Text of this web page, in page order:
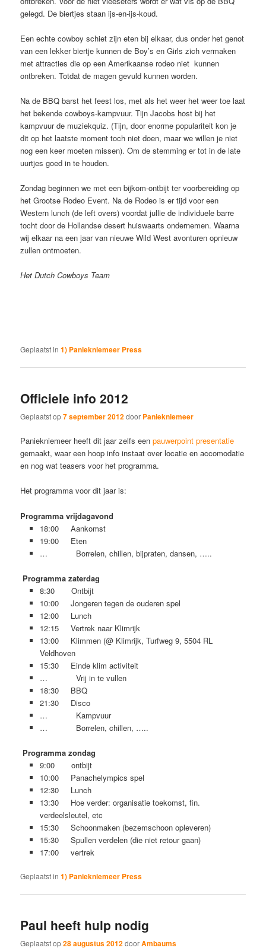
gelegd. De biertjes staan ijs-en-ijs-koud.
Een echte cowboy schiet zijn eten bij elkaar, dus onder het genot
van een lekker biertje kunnen de Boy’s en Girls zich vermaken
met attracties die op een Amerikaanse rodeo niet kunnen
ontbreken. Totdat de magen gevuld kunnen worden.
Na de BBQ barst het feest los, met als het weer het weer toe laat
het bekende cowboys-kampvuur. Tijn Jacobs host bij het
kampvuur de muziekquiz. (Tijn, door enorme populariteit kon je
dit op het laatste moment toch niet doen, maar we willen je niet
nog een keer moeten missen). Om de stemming er tot in de late
uurtjes goed in te houden.
Zondag beginnen we met een bijkom-ontbijt ter voorbereiding op
het Grootse Rodeo Event. Na de Rodeo is er tijd voor een
Western lunch (de left overs) voordat jullie de individuele barre
tocht door de Hollandse desert huiswaarts ondernemen. Waarna
wij elkaar na een jaar van nieuwe Wild West avonturen opnieuw
zullen ontmoeten.
Het Dutch Cowboys Team
Geplaatst in 1) Paniekniemeer Press
Officiele info 2012
Geplaatst op7 september 2012door Paniekniemeer
Paniekniemeer heeft dit jaar zelfs eenpauwerpoint presentatie
gemaakt, waar een hoop info instaat over locatie en accomodatie
en nog wat teasers voor het programma.
Het programma voor dit jaar is:
Programma vrijdagavond
18:00 Aankomst
19:00 Eten
… Borrelen, chillen, bijpraten, dansen, …..
Programma zaterdag
8:30 Ontbijt
10:00 Jongeren tegen de ouderen spel
12:00 Lunch
12:15 Vertrek naar Klimrijk
13:00 Klimmen (@ Klimrijk, Turfweg 9, 5504 RL
Veldhoven
15:30 Einde klim activiteit
… Vrij in te vullen
18:30 BBQ
21:30 Disco
… Kampvuur
… Borrelen, chillen, …..
Programma zondag
9:00 ontbijt
10:00 Panachelympics spel
12:30 Lunch
13:30 Hoe verder: organisatie toekomst, fin.
verdeelsleutel, etc
15:30 Schoonmaken (bezemschoon opleveren)
15:30 Spullen verdelen (die niet retour gaan)
17:00 vertrek
Geplaatst in 1) Paniekniemeer Press
Paul heeft hulp nodig
Geplaatst op28 augustus 2012doorAmbaums